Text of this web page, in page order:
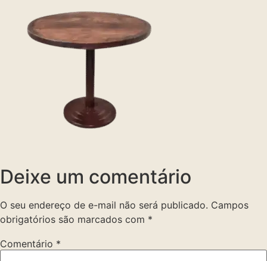
Deixe um comentário
O seu endereço de e-mail não será publicado. Campos
obrigatórios são marcados com *
Comentário *